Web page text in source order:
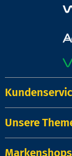
Unsere
Markenshops